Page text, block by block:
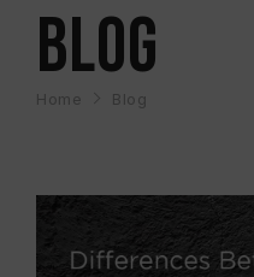
BLOG
Home Blog